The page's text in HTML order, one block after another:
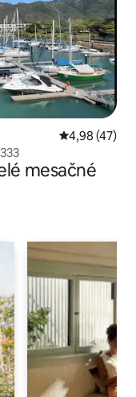
Priemerné
4,98 (47)
mesačné